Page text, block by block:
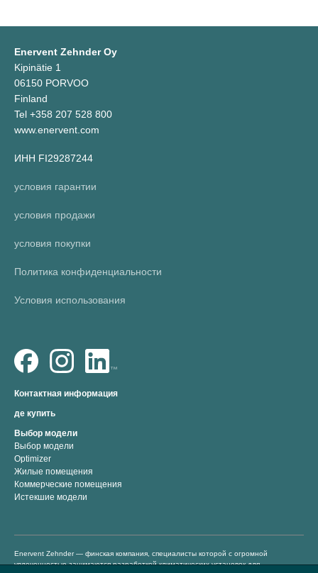
Enervent Zehnder Oy
Kipinätie 1
06150 PORVOO
Finland
Tel +358 207 528 800
www.enervent.com
ИНН FI29287244
условия гарантии
условия продажи
условия покупки
Политика конфиденциальности
Условия использования
Контактная информация
де купить
Выбор модели
Выбор модели
Optimizer
Жилые помещения
Коммерческие помещения
Истекшие модели
Enervent Zehnder — финская компания, специалисты которой с огромной
увлеченностью занимаются разработкой климатических установок для